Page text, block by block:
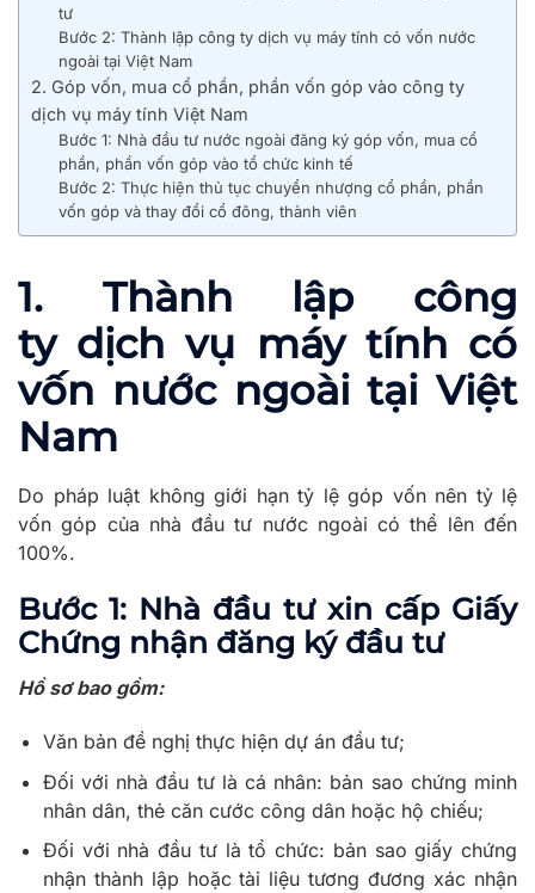
tư
Bước 2: Thành lập công ty dịch vụ máy tính có vốn nước
ngoài tại Việt Nam
2. Góp vốn, mua cổ phần, phần vốn góp vào công ty
dịch vụ máy tính Việt Nam
Bước 1: Nhà đầu tư nước ngoài đăng ký góp vốn, mua cổ
phần, phần vốn góp vào tổ chức kinh tế
Bước 2: Thực hiện thủ tục chuyển nhượng cổ phần, phần
vốn góp và thay đổi cổ đông, thành viên
1. Thành lập công
tydịch vụ máy tính có
vốn nước ngoài tại Việt
Nam
Do pháp luật không giới hạn tỷ lệ góp vốn nên tỷ lệ
vốn góp của nhà đầu tư nước ngoài có thể lên đến
100%.
Bước 1: Nhà đầu tư xin cấp Giấy
Chứng nhận đăng ký đầu tư
Hồ sơ bao gồm:
Văn bản đề nghị thực hiện dự án đầu tư;
Đối với nhà đầu tư là cá nhân: bản sao chứng minh
nhân dân, thẻ căn cước công dân hoặc hộ chiếu;
Đối với nhà đầu tư là tổ chức: bản sao giấy chứng
nhận thành lập hoặc tài liệu tương đương xác nhận